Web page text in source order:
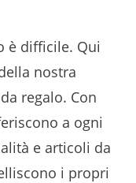
è difficile. Qui
nostra
regalo. Con
a ogni
e articoli da
i propri